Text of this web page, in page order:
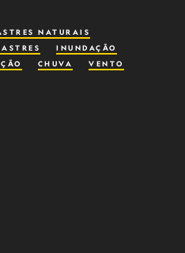
NATURAIS
INUNDAÇÃO
CHUVA VENTO